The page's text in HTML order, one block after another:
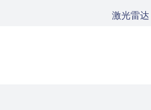
激光雷达